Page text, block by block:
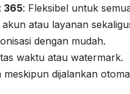
365: Fleksibel untuk
atau layanan
dengan mudah.
waktu atau watermark.
dijalankan